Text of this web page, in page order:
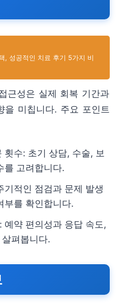
, 성공적인 치료 후기 5가지 비
근성은 실제 회복 기간과
을 미칩니다. 주요 포인트
횟수: 초기 상담, 수술, 보
를 고려합니다.
기적인 점검과 문제 발생
부를 확인합니다.
예약 편의성과 응답 속도,
펴봅니다.